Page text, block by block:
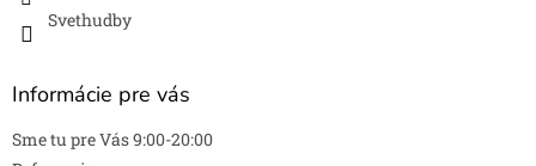
Svethudby
Informácie pre vás
Sme tu pre Vás 9:00-20:00